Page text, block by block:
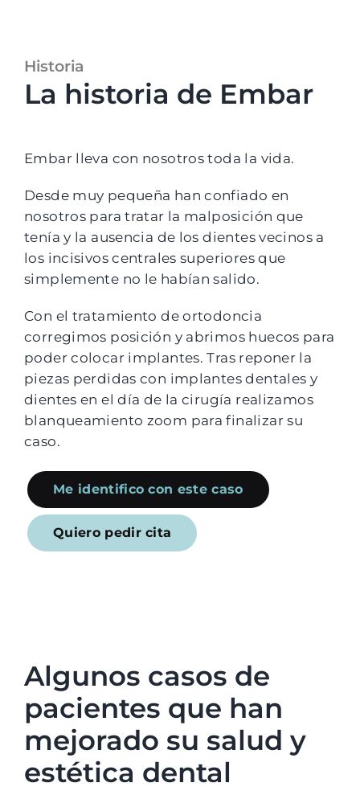
Historia
La historia de Embar
Embar lleva con nosotros toda la vida.
Desde muy pequeña han confiado en
nosotros para tratar la malposición que
tenía y la ausencia de los dientes vecinos a
los incisivos centrales superiores que
simplemente no le habían salido.
Con el tratamiento de ortodoncia
corregimos posición y abrimos huecos para
poder colocar implantes. Tras reponer la
piezas perdidas con implantes dentales y
dientes en el día de la cirugía realizamos
blanqueamiento zoom para finalizar su
caso.
Me identifico con este caso
Quiero pedir cita
Algunos casos de
pacientes que han
mejorado su salud y
estética dental